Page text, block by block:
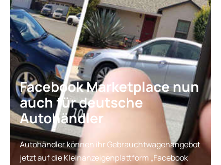
Elektronik
Facebook Marketplace nun
auch für deutsche
Autohändler
Autohändler können ihr Gebrauchtwagenangebot
jetzt auf die Kleinanzeigenplattform „Facebook